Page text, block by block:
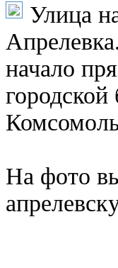
Улица
начало
На фото